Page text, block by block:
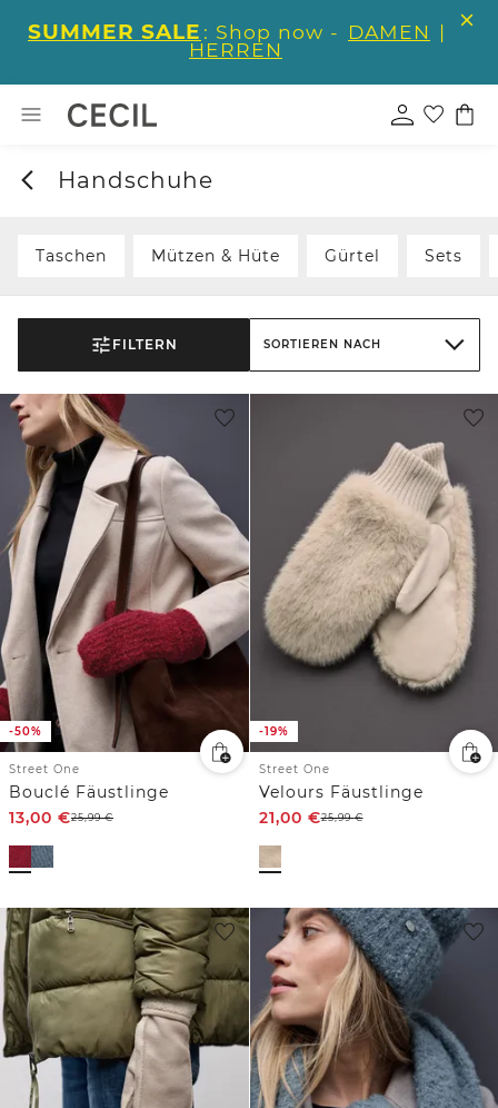
SUMMER SALE : Shop now - DAMEN |
HERREN
Handschuhe
Taschen Mützen & Hüte Gürtel Sets
FILTERN SORTIEREN NACH
-50%
Street One
Bouclé Fäustlinge
13,00 €25,99€
-19%
Street One
Velours Fäustlinge
21,00 €25,99€